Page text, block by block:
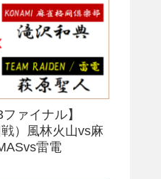
ァイナル】
）風林火山vs麻
雷電